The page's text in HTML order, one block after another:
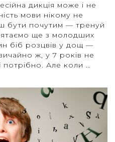
дикція може і не
мови нікому не
бути почутим — тренуй
ще з молодших
біб розцвів у дощ —
ж, у 7 років не
потрібно. Але коли …